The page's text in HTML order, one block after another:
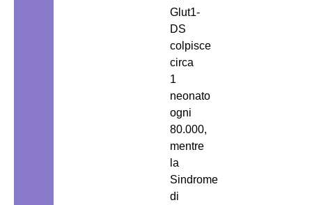
Glut1-
DS
colpisce
circa
1
neonato
ogni
80.000,
mentre
la
Sindrome
di